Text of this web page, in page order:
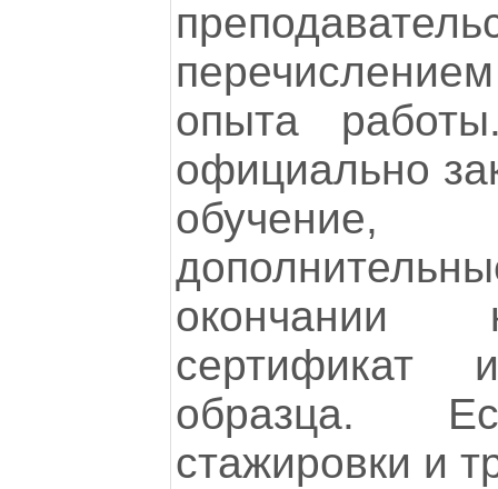
опыта
официально
окончании
сертификат
образца.
стажировки и